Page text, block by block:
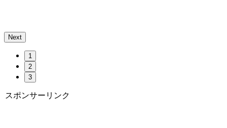
Next
1
2
3
スポンサーリンク